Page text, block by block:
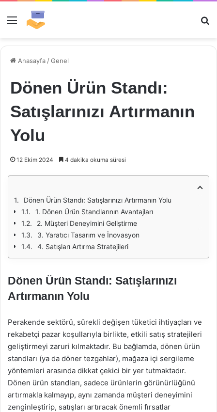
Menü
Anasayfa /Genel
Dönen Ürün Standı:
Satışlarınızı Artırmanın
Yolu
12 Ekim 2024 4 dakika okuma süresi
Dönen Ürün Standı: Satışlarınızı Artırmanın Yolu
1. Dönen Ürün Standlarının Avantajları
2. Müşteri Deneyimini Geliştirme
3. Yaratıcı Tasarım ve İnovasyon
4. Satışları Artırma Stratejileri
Dönen Ürün Standı: Satışlarınızı
Artırmanın Yolu
Perakende sektörü, sürekli değişen tüketici ihtiyaçları ve
rekabetçi pazar koşullarıyla birlikte, etkili satış stratejileri
geliştirmeyi zaruri kılmaktadır. Bu bağlamda, dönen ürün
standları (ya da döner tezgahlar), mağaza içi sergileme
yöntemleri arasında dikkat çekici bir yer tutmaktadır.
Dönen ürün standları, sadece ürünlerin görünürlüğünü
artırmakla kalmayıp, aynı zamanda müşteri deneyimini
zenginleştirip, satışları artıracak önemli fırsatlar